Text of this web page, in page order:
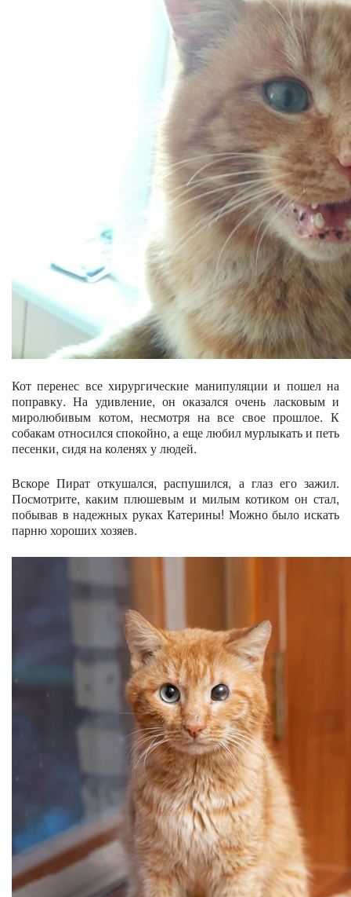
Кот перенес все хирургические манипуляции и пошел на
поправку. На удивление, он оказался очень ласковым и
миролюбивым котом, несмотря на все свое прошлое. К
собакам относился спокойно, а еще любил мурлыкать и петь
песенки, сидя на коленях у людей.
Вскоре Пират откушался, распушился, а глаз его зажил.
Посмотрите, каким плюшевым и милым котиком он стал,
побывав в надежных руках Катерины! Можно было искать
парню хороших хозяев.